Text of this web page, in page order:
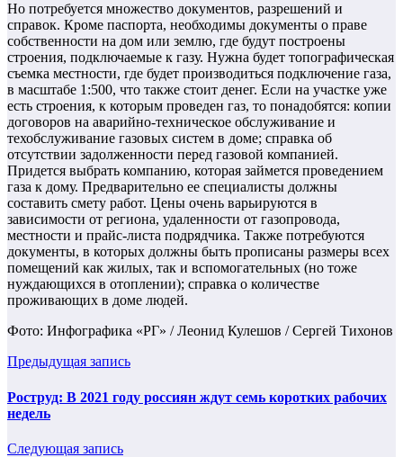
Но потребуется множество документов, разрешений и
справок. Кроме паспорта, необходимы документы о праве
собственности на дом или землю, где будут построены
строения, подключаемые к газу. Нужна будет топографическая
съемка местности, где будет производиться подключение газа,
в масштабе 1:500, что также стоит денег. Если на участке уже
есть строения, к которым проведен газ, то понадобятся: копии
договоров на аварийно-техническое обслуживание и
техобслуживание газовых систем в доме; справка об
отсутствии задолженности перед газовой компанией.
Придется выбрать компанию, которая займется проведением
газа к дому. Предварительно ее специалисты должны
составить смету работ. Цены очень варьируются в
зависимости от региона, удаленности от газопровода,
местности и прайс-листа подрядчика. Также потребуются
документы, в которых должны быть прописаны размеры всех
помещений как жилых, так и вспомогательных (но тоже
нуждающихся в отоплении); справка о количестве
проживающих в доме людей.
Фото: Инфографика «РГ» / Леонид Кулешов / Сергей Тихонов
Предыдущая запись
Роструд: В 2021 году россиян ждут семь коротких рабочих
недель
Следующая запись